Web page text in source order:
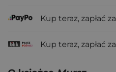
Kup teraz, zapłać za
Kup teraz, zapłać za